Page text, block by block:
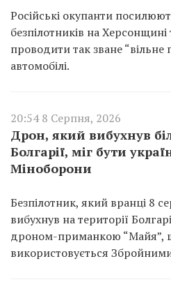
Російські окупанти
безпілотників на
проводити так зване
автомобілі.
20:54 8 Серпня, 2026
Дрон, який вибухнув
Болгарії, міг бути
Міноборони
Безпілотник, який вранці 8
вибухнув на території
дроном-приманкою “Майя”,
використовується